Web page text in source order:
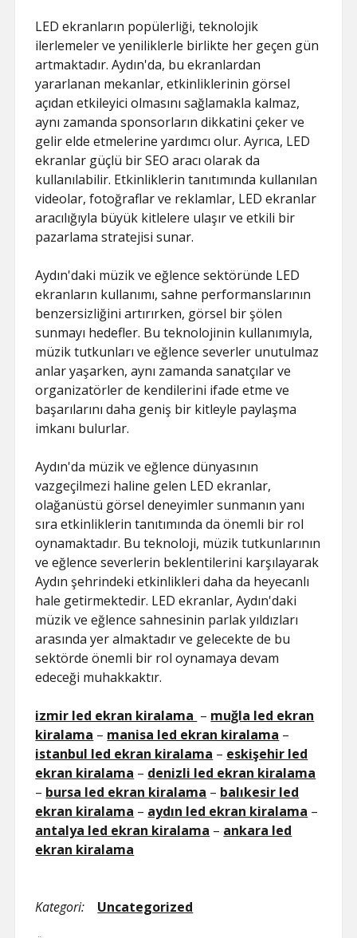
LED ekranların popülerliği, teknolojik
ilerlemeler ve yeniliklerle birlikte her geçen gün
artmaktadır. Aydın'da, bu ekranlardan
yararlanan mekanlar, etkinliklerinin görsel
açıdan etkileyici olmasını sağlamakla kalmaz,
aynı zamanda sponsorların dikkatini çeker ve
gelir elde etmelerine yardımcı olur. Ayrıca, LED
ekranlar güçlü bir SEO aracı olarak da
kullanılabilir. Etkinliklerin tanıtımında kullanılan
videolar, fotoğraflar ve reklamlar, LED ekranlar
aracılığıyla büyük kitlelere ulaşır ve etkili bir
pazarlama stratejisi sunar.
Aydın'daki müzik ve eğlence sektöründe LED
ekranların kullanımı, sahne performanslarının
benzersizliğini artırırken, görsel bir şölen
sunmayı hedefler. Bu teknolojinin kullanımıyla,
müzik tutkunları ve eğlence severler unutulmaz
anlar yaşarken, aynı zamanda sanatçılar ve
organizatörler de kendilerini ifade etme ve
başarılarını daha geniş bir kitleyle paylaşma
imkanı bulurlar.
Aydın'da müzik ve eğlence dünyasının
vazgeçilmezi haline gelen LED ekranlar,
olağanüstü görsel deneyimler sunmanın yanı
sıra etkinliklerin tanıtımında da önemli bir rol
oynamaktadır. Bu teknoloji, müzik tutkunlarının
ve eğlence severlerin beklentilerini karşılayarak
Aydın şehrindeki etkinlikleri daha da heyecanlı
hale getirmektedir. LED ekranlar, Aydın'daki
müzik ve eğlence sahnesinin parlak yıldızları
arasında yer almaktadır ve gelecekte de bu
sektörde önemli bir rol oynamaya devam
edeceği muhakkaktır.
izmir led ekran kiralama – muğla led ekran
kiralama – manisa led ekran kiralama –
istanbul led ekran kiralama – eskişehir led
ekran kiralama – denizli led ekran kiralama
– bursa led ekran kiralama – balıkesir led
ekran kiralama – aydın led ekran kiralama –
antalya led ekran kiralama – ankara led
ekran kiralama
Kategori: Uncategorized